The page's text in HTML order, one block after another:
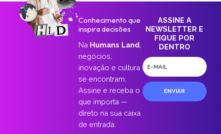
Conhecimento que
inspira decisões
Na Humans Land
negócios,
inovação e cultura
se encontram.
Assine e receba o
que importa —
direto na sua caixa
de entrada.
ASSINE A
NEWSLETTER E
FIQUE POR
DENTRO
E-
mail
ENVIAR